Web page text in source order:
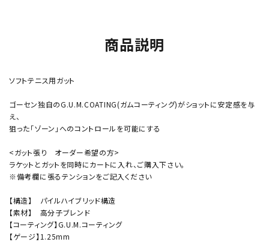
商品説明
ソフトテニス用ガット
ゴーセン独自のG.U.M.COATING(ガムコーティング)がショットに安定感を与
え、
狙った「ゾーン」へのコントロールを可能にする
<ガット張り オーダー希望の方>
ラケットとガットを同時にカートに入れ、ご購入下さい。
※備考欄に張るテンションをご記入ください
【構造】 パイルハイブリッド構造
【素材】 高分子ブレンド
【コーティング】G.U.M.コーティング
【ゲージ】1.25mm